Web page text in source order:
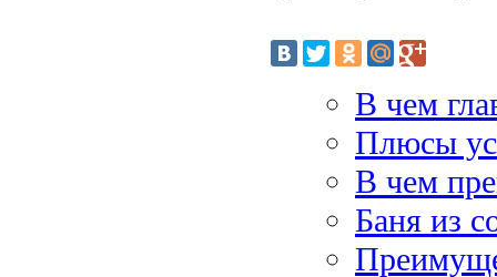
В чем
Плюсы
В чем
Баня из